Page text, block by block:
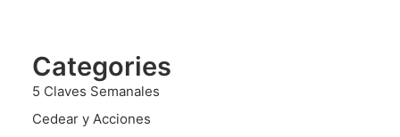
Categories
5 Claves Semanales
Cedear y Acciones